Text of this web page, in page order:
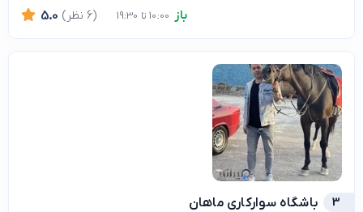
باز 5.0 (6 نظر)
3 باشگاه سوارکاری ماهان